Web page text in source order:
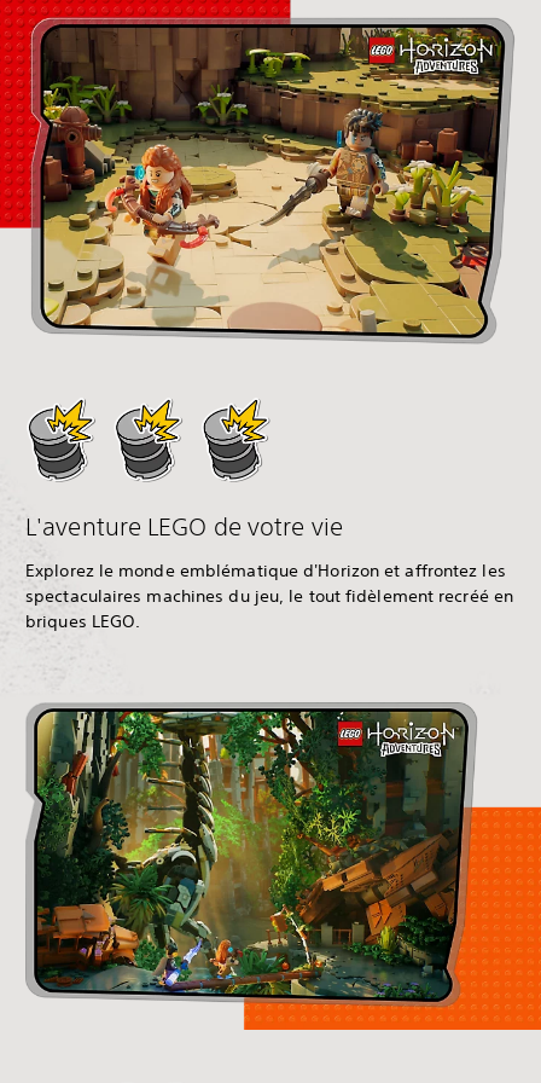
L'aventure LEGO de votre vie
Explorez le monde emblématique d'Horizon et affrontez les
spectaculaires machines du jeu, le tout fidèlement recréé en
briques LEGO.